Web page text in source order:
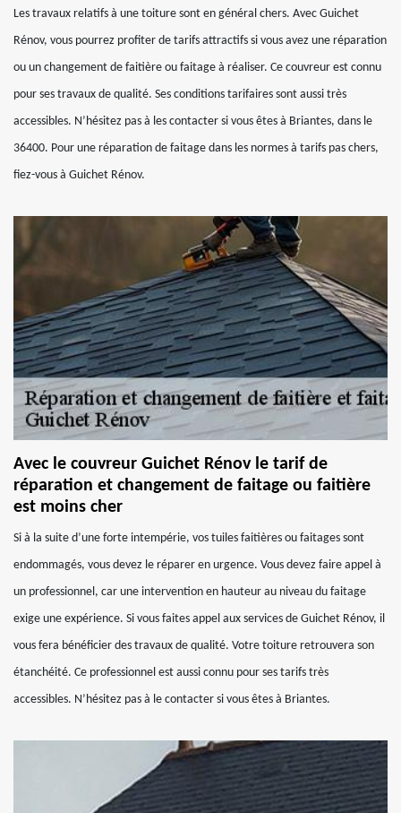
Les travaux relatifs à une toiture sont en général chers. Avec Guichet
Rénov, vous pourrez profiter de tarifs attractifs si vous avez une réparation
ou un changement de faitière ou faitage à réaliser. Ce couvreur est connu
pour ses travaux de qualité. Ses conditions tarifaires sont aussi très
accessibles. N’hésitez pas à les contacter si vous êtes à Briantes, dans le
36400. Pour une réparation de faitage dans les normes à tarifs pas chers,
fiez-vous à Guichet Rénov.
Avec le couvreur Guichet Rénov le tarif de
réparation et changement de faitage ou faitière
est moins cher
Si à la suite d’une forte intempérie, vos tuiles faitières ou faitages sont
endommagés, vous devez le réparer en urgence. Vous devez faire appel à
un professionnel, car une intervention en hauteur au niveau du faitage
exige une expérience. Si vous faites appel aux services de Guichet Rénov, il
vous fera bénéficier des travaux de qualité. Votre toiture retrouvera son
étanchéité. Ce professionnel est aussi connu pour ses tarifs très
accessibles. N’hésitez pas à le contacter si vous êtes à Briantes.